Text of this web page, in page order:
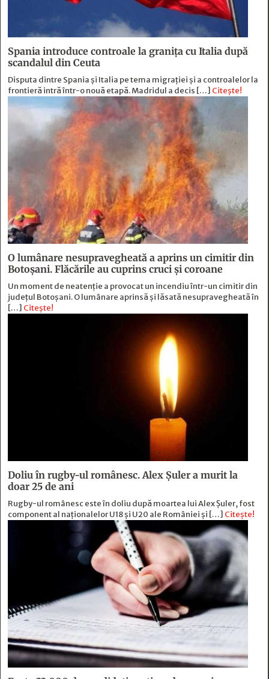
Spania introduce controale la granița cu Italia după
scandalul din Ceuta
Disputa dintre Spania și Italia pe tema migrației și a controalelor la
frontieră intră într-o nouă etapă. Madridul a decis […] Citește!
O lumânare nesupravegheată a aprins un cimitir din
Botoșani. Flăcările au cuprins cruci și coroane
Un moment de neatenție a provocat un incendiu într-un cimitir din
județul Botoșani. O lumânare aprinsă și lăsată nesupravegheată în
[…] Citește!
Doliu în rugby-ul românesc. Alex Șuler a murit la
doar 25 de ani
Rugby-ul românesc este în doliu după moartea lui Alex Șuler, fost
component al naționalelor U18 și U20 ale României și […] Citește!